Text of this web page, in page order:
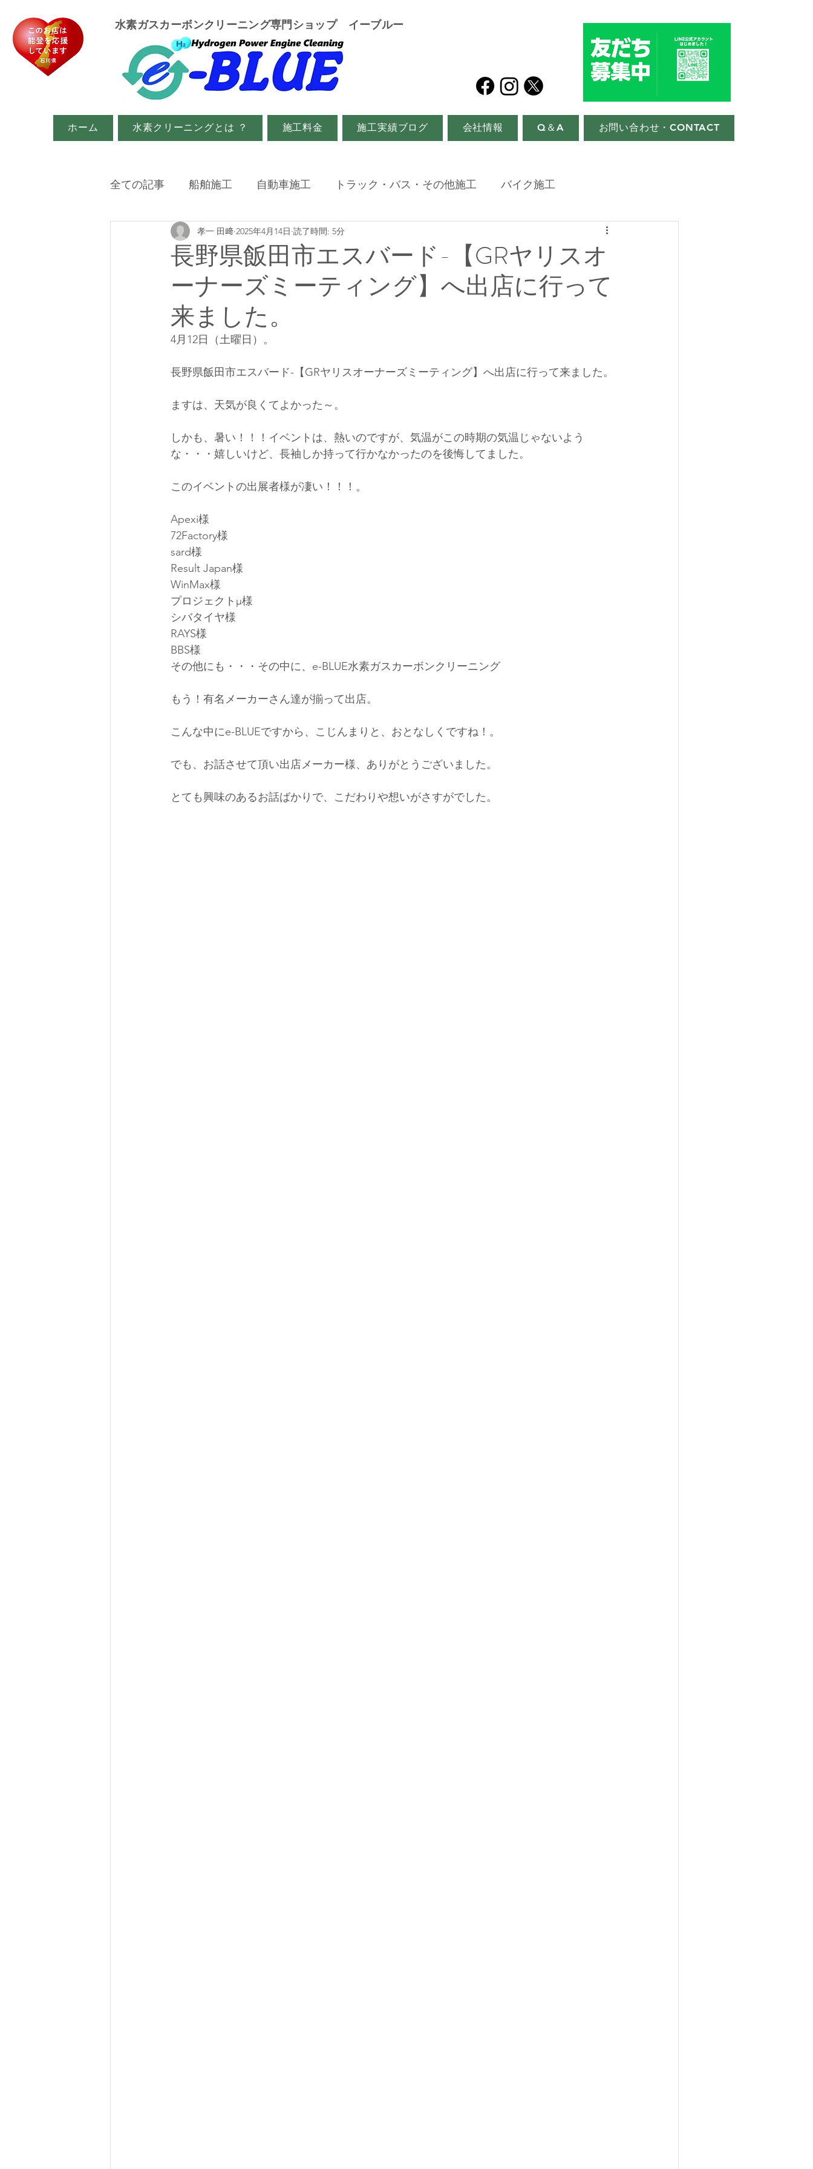
​水素ガスカーボンクリーニング専門ショップ イーブルー
ホーム 水素クリーニングとは ？ 施工料金 施工実績ブログ 会社情報 Q＆A お問い合わせ・CONTACT
全ての記事 船舶施工 自動車施工 トラック・バス・その他施工 バイク施工
イベント・メディア関係
長野県飯田市エスバード-【GRヤリスオ
ーナーズミーティング】へ出店に行って
来ました。
孝一 田﨑 2025年4月14日 読了時間: 5分
4月12日（土曜日）。
長野県飯田市エスバード-【GRヤリスオーナーズミーティング】へ出店に行って来ました。
ますは、天気が良くてよかった～。
しかも、暑い！！！イベントは、熱いのですが、気温がこの時期の気温じゃないよう
な・・・嬉しいけど、長袖しか持って行かなかったのを後悔してました。
このイベントの出展者様が凄い！！！。
Apexi様
72Factory様
sard様
Result Japan様
WinMax様
プロジェクトμ様
シバタイヤ様
RAYS様
BBS様
その他にも・・・その中に、e-BLUE水素ガスカーボンクリーニング
もう！有名メーカーさん達が揃って出店。
こんな中にe-BLUEですから、こじんまりと、おとなしくですね！。
でも、お話させて頂い出店メーカー様、ありがとうございました。
とても興味のあるお話ばかりで、こだわりや想いがさすがでした。